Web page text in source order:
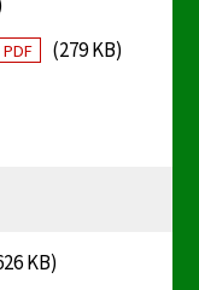
PDF
(279 KB)
KB)